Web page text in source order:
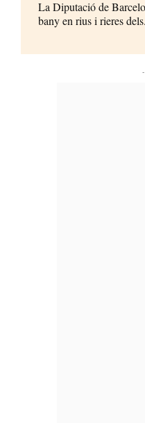
La Diputació de
bany en rius i rieres